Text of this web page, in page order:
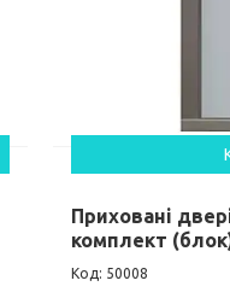
Приховані
комплект
50008